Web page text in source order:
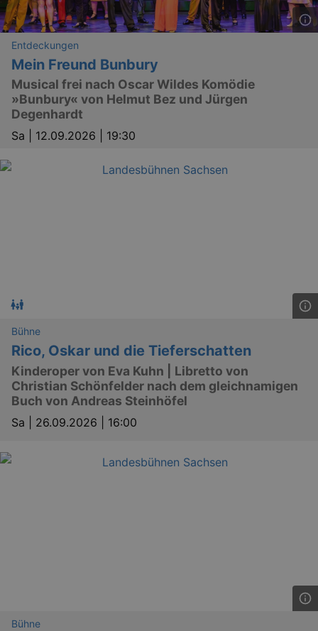
Entdeckungen
Mein Freund Bunbury
Musical frei nach Oscar Wildes Komödie
»Bunbury« von Helmut Bez und Jürgen
Degenhardt
Sa | 12.09.2026 | 19:30
Bühne
Rico, Oskar und die Tieferschatten
Kinderoper von Eva Kuhn | Libretto von
Christian Schönfelder nach dem gleichnamigen
Buch von Andreas Steinhöfel
Sa | 26.09.2026 | 16:00
Bühne